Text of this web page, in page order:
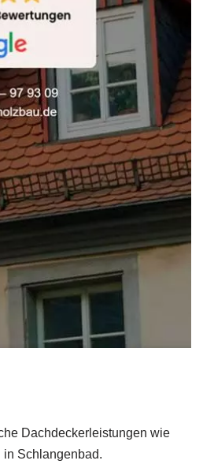
Dachdeckerleistungen wie
in Schlangenbad.